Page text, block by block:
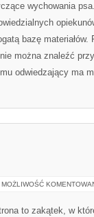
wychowania
bazę
można znaleźć
odwiedzający ma
MOŻLIWOŚĆ
to zakątek, w